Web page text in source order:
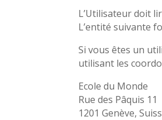
L’Utilisateur doit
L’entité suivante
Si vous êtes un
utilisant les
Ecole du Monde
Rue des Pâquis 11
1201 Genève,